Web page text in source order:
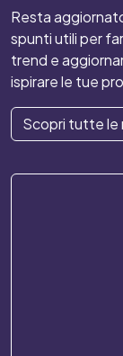
Resta
spunti utili per
trend e
ispirare le tue
Scopri tutte le